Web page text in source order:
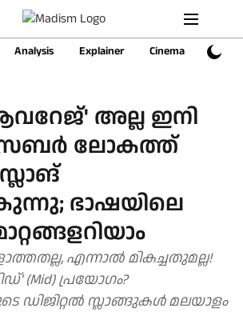
Analysis Explainer Cinema Sports
അല്ല ഇനി
ലോകത്ത്
ഭാഷയിലെ
എന്നാൽ മികച്ചതുമല്ല!
(Mid) പ്രയോഗം?
സ്ലാങ്ങുകൾ മലയാളം